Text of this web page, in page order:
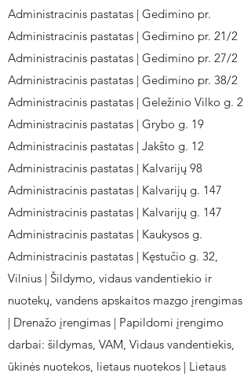
Administracinis pastatas | Gedimino pr.
Administracinis pastatas | Gedimino pr. 21/2
Administracinis pastatas | Gedimino pr. 27/2
Administracinis pastatas | Gedimino pr. 38/2
Administracinis pastatas | Geležinio Vilko g. 2
Administracinis pastatas | Grybo g. 19
Administracinis pastatas | Jakšto g. 12
Administracinis pastatas | Kalvarijų 98
Administracinis pastatas | Kalvarijų g. 147
Administracinis pastatas | Kalvarijų g. 147
Administracinis pastatas | Kaukysos g.
Administracinis pastatas | Kęstučio g. 32,
Vilnius | Šildymo, vidaus vandentiekio ir
nuotekų, vandens apskaitos mazgo įrengimas
| Drenažo įrengimas | Papildomi įrengimo
darbai: šildymas, VAM, Vidaus vandentiekis,
ūkinės nuotekos, lietaus nuotekos | Lietaus